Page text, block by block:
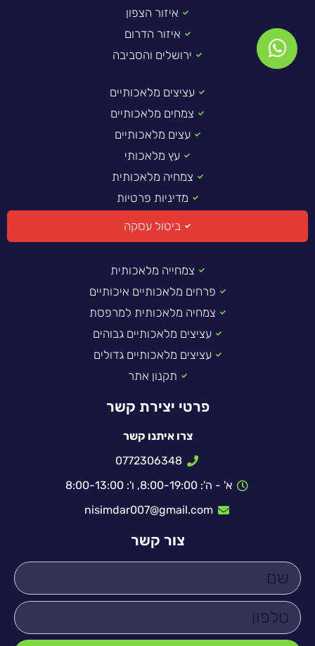
איזור הצפון
איזור הדרום
ירושלים והסביבה
עציצים מלאכותיים
צמחים מלאכותיים
עצים מלאכותיים
עץ מלאכותי
צמחיה מלאכותית
מדיניות פרטיות
ביטול עסקה
צמחייה מלאכותית
פרחים מלאכותיים איכותיים
צמחיה מלאכותית למרפסת
עציצים מלאכותיים גבוהים
עציצים מלאכותיים גדולים
תקנון אתר
פרטי יצירת קשר
צרו איתנו קשר
0772306348
א' - ה': 8:00-19:00, ו': 8:00-13:00
nisimdar007@gmail.com
צור קשר